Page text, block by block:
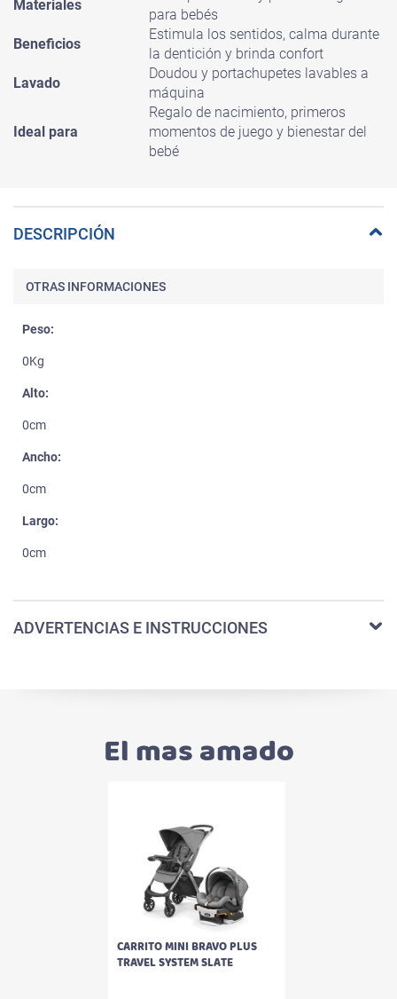
Materiales
para bebés
Beneficios
Estimula los sentidos, calma durante
la dentición y brinda confort
Lavado
Doudou y portachupetes lavables a
máquina
Ideal para
Regalo de nacimiento, primeros
momentos de juego y bienestar del
bebé
DESCRIPCIÓN
OTRAS INFORMACIONES
Peso:
0Kg
Alto:
0cm
Ancho:
0cm
Largo:
0cm
ADVERTENCIAS E INSTRUCCIONES
El mas amado
CARRITO MINI BRAVO PLUS
TRAVEL SYSTEM SLATE